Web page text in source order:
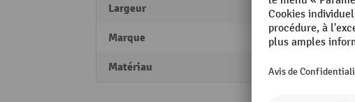
Largeur 760 mm
Marque A.M.P.E.R.E.
Matériau Carton